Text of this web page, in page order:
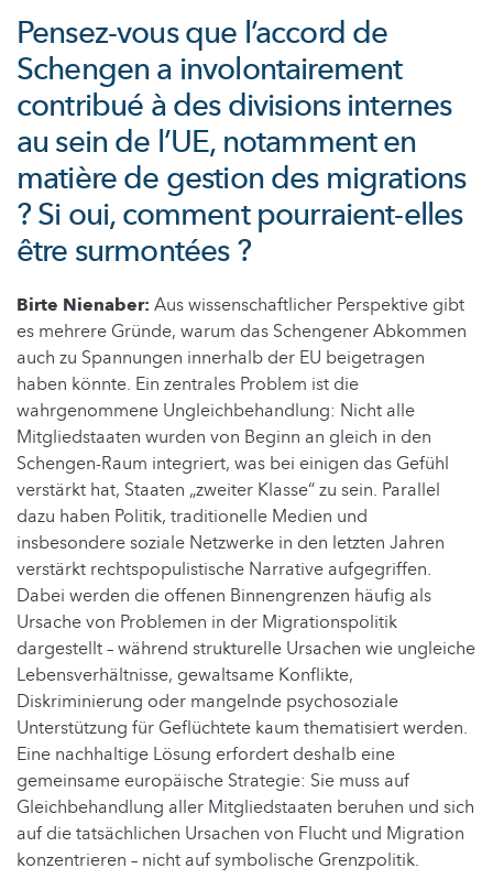
Pensez-vous que l’accord de
Schengen a involontairement
contribué à des divisions internes
au sein de l’UE, notamment en
matière de gestion des migrations
? Si oui, comment pourraient-elles
être surmontées ?
Birte Nienaber: Aus wissenschaftlicher Perspektive gibt
es mehrere Gründe, warum das Schengener Abkommen
auch zu Spannungen innerhalb der EU beigetragen
haben könnte. Ein zentrales Problem ist die
wahrgenommene Ungleichbehandlung: Nicht alle
Mitgliedstaaten wurden von Beginn an gleich in den
Schengen-Raum integriert, was bei einigen das Gefühl
verstärkt hat, Staaten „zweiter Klasse“ zu sein. Parallel
dazu haben Politik, traditionelle Medien und
insbesondere soziale Netzwerke in den letzten Jahren
verstärkt rechtspopulistische Narrative aufgegriffen.
Dabei werden die offenen Binnengrenzen häufig als
Ursache von Problemen in der Migrationspolitik
dargestellt – während strukturelle Ursachen wie ungleiche
Lebensverhältnisse, gewaltsame Konflikte,
Diskriminierung oder mangelnde psychosoziale
Unterstützung für Geflüchtete kaum thematisiert werden.
Eine nachhaltige Lösung erfordert deshalb eine
gemeinsame europäische Strategie: Sie muss auf
Gleichbehandlung aller Mitgliedstaaten beruhen und sich
auf die tatsächlichen Ursachen von Flucht und Migration
konzentrieren – nicht auf symbolische Grenzpolitik.